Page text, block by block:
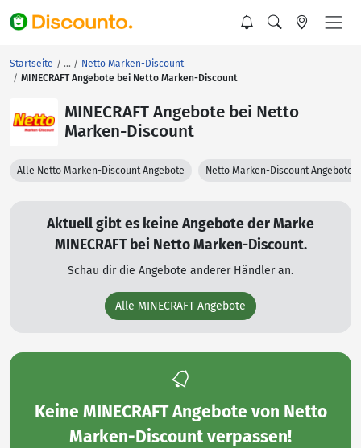
Startseite
Netto Marken-Discount
MINECRAFT Angebote bei Netto Marken-Discount
MINECRAFT Angebote bei Netto
Marken-Discount
Alle Netto Marken-Discount Angebote Netto Marken-Discount Angebote
Aktuell gibt es keine Angebote der Marke
MINECRAFT bei Netto Marken-Discount.
Schau dir die Angebote anderer Händler an.
Alle MINECRAFT Angebote
Keine MINECRAFT Angebote von Netto
Marken-Discountverpassen!